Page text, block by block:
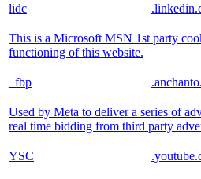
lidc
This is a Microsoft MSN 1st party
functioning of this website.
_fbp
Used by Meta to deliver a series of
real time bidding from third party
YSC